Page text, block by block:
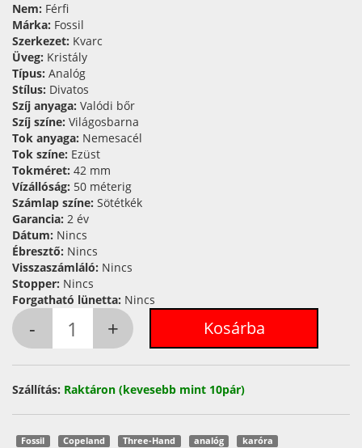
Nem: Férfi
Márka: Fossil
Szerkezet: Kvarc
Üveg: Kristály
Típus: Analóg
Stílus: Divatos
Szíj anyaga: Valódi bőr
Szíj színe: Világosbarna
Tok anyaga: Nemesacél
Tok színe: Ezüst
Tokméret: 42 mm
Vízállóság: 50 méterig
Számlap színe: Sötétkék
Garancia: 2 év
Dátum: Nincs
Ébresztő: Nincs
Visszaszámláló: Nincs
Stopper: Nincs
Forgatható lünetta: Nincs
Szállítás: Raktáron (kevesebb mint 10pár)
Fossil Copeland Three-Hand analóg karóra